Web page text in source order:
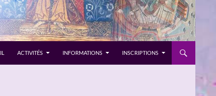
ACTIVITÉS INFORMATIONS INSCRIPTIONS